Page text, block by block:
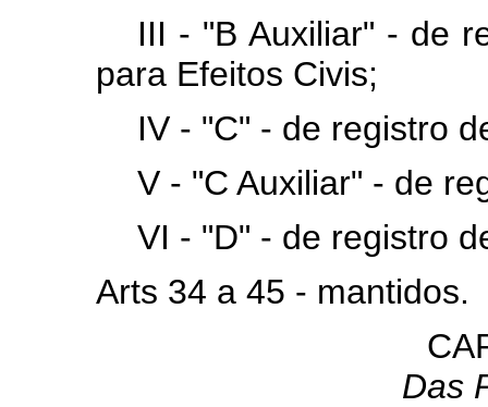
III - "B Auxiliar" - de
para Efeitos Civis;
IV - "C" - de registro
V - "C Auxiliar" - de
VI - "D" - de registro
Arts 34 a 45 - mantidos.
Das